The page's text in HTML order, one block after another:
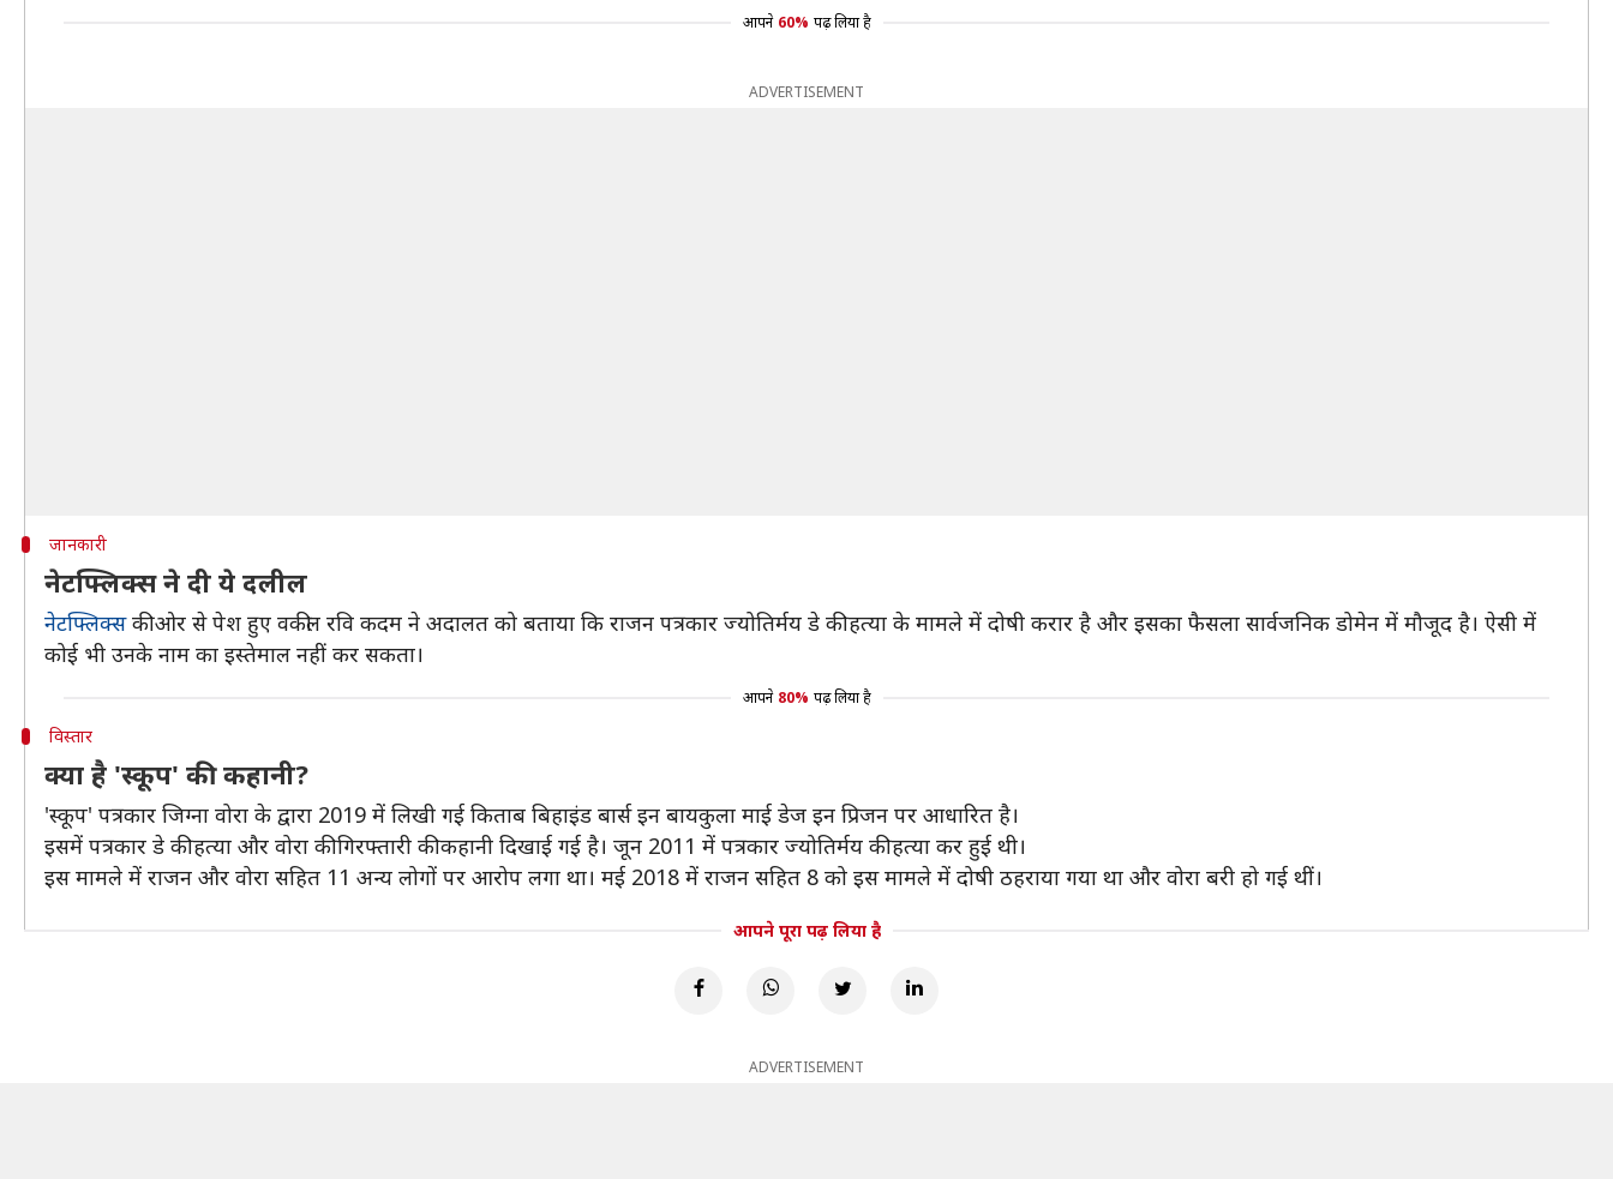
आपने 60% पढ़ लिया है
ADVERTISEMENT
जानकारी
नेटफ्लिक्स ने दी ये दलील
नेटफ्लिक्सकी ओर से पेश हुए वकील रवि कदम ने अदालत को बताया कि राजन पत्रकार ज्योतिर्मय डे की हत्या के मामले में दोषी करार है और इसका फैसला सार्वजनिक डोमेन में मौजूद है। ऐसी में
कोई भी उनके नाम का इस्तेमाल नहीं कर सकता।
आपने 80% पढ़ लिया है
विस्तार
क्या है 'स्कूप' की कहानी?
'स्कूप' पत्रकार जिग्ना वोरा के द्वारा 2019 में लिखी गई किताब बिहाइंड बार्स इन बायकुला माई डेज इन प्रिजन पर आधारित है।
इसमें पत्रकार डे की हत्या और वोरा की गिरफ्तारी की कहानी दिखाई गई है। जून 2011 में पत्रकार ज्योतिर्मय की हत्या कर हुई थी।
इस मामले में राजन और वोरा सहित 11 अन्य लोगों पर आरोप लगा था। मई 2018 में राजन सहित 8 को इस मामले में दोषी ठहराया गया था और वोरा बरी हो गई थीं।
आपने पूरा पढ़ लिया है
ADVERTISEMENT